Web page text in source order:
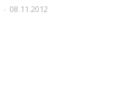
- 08.11.2012